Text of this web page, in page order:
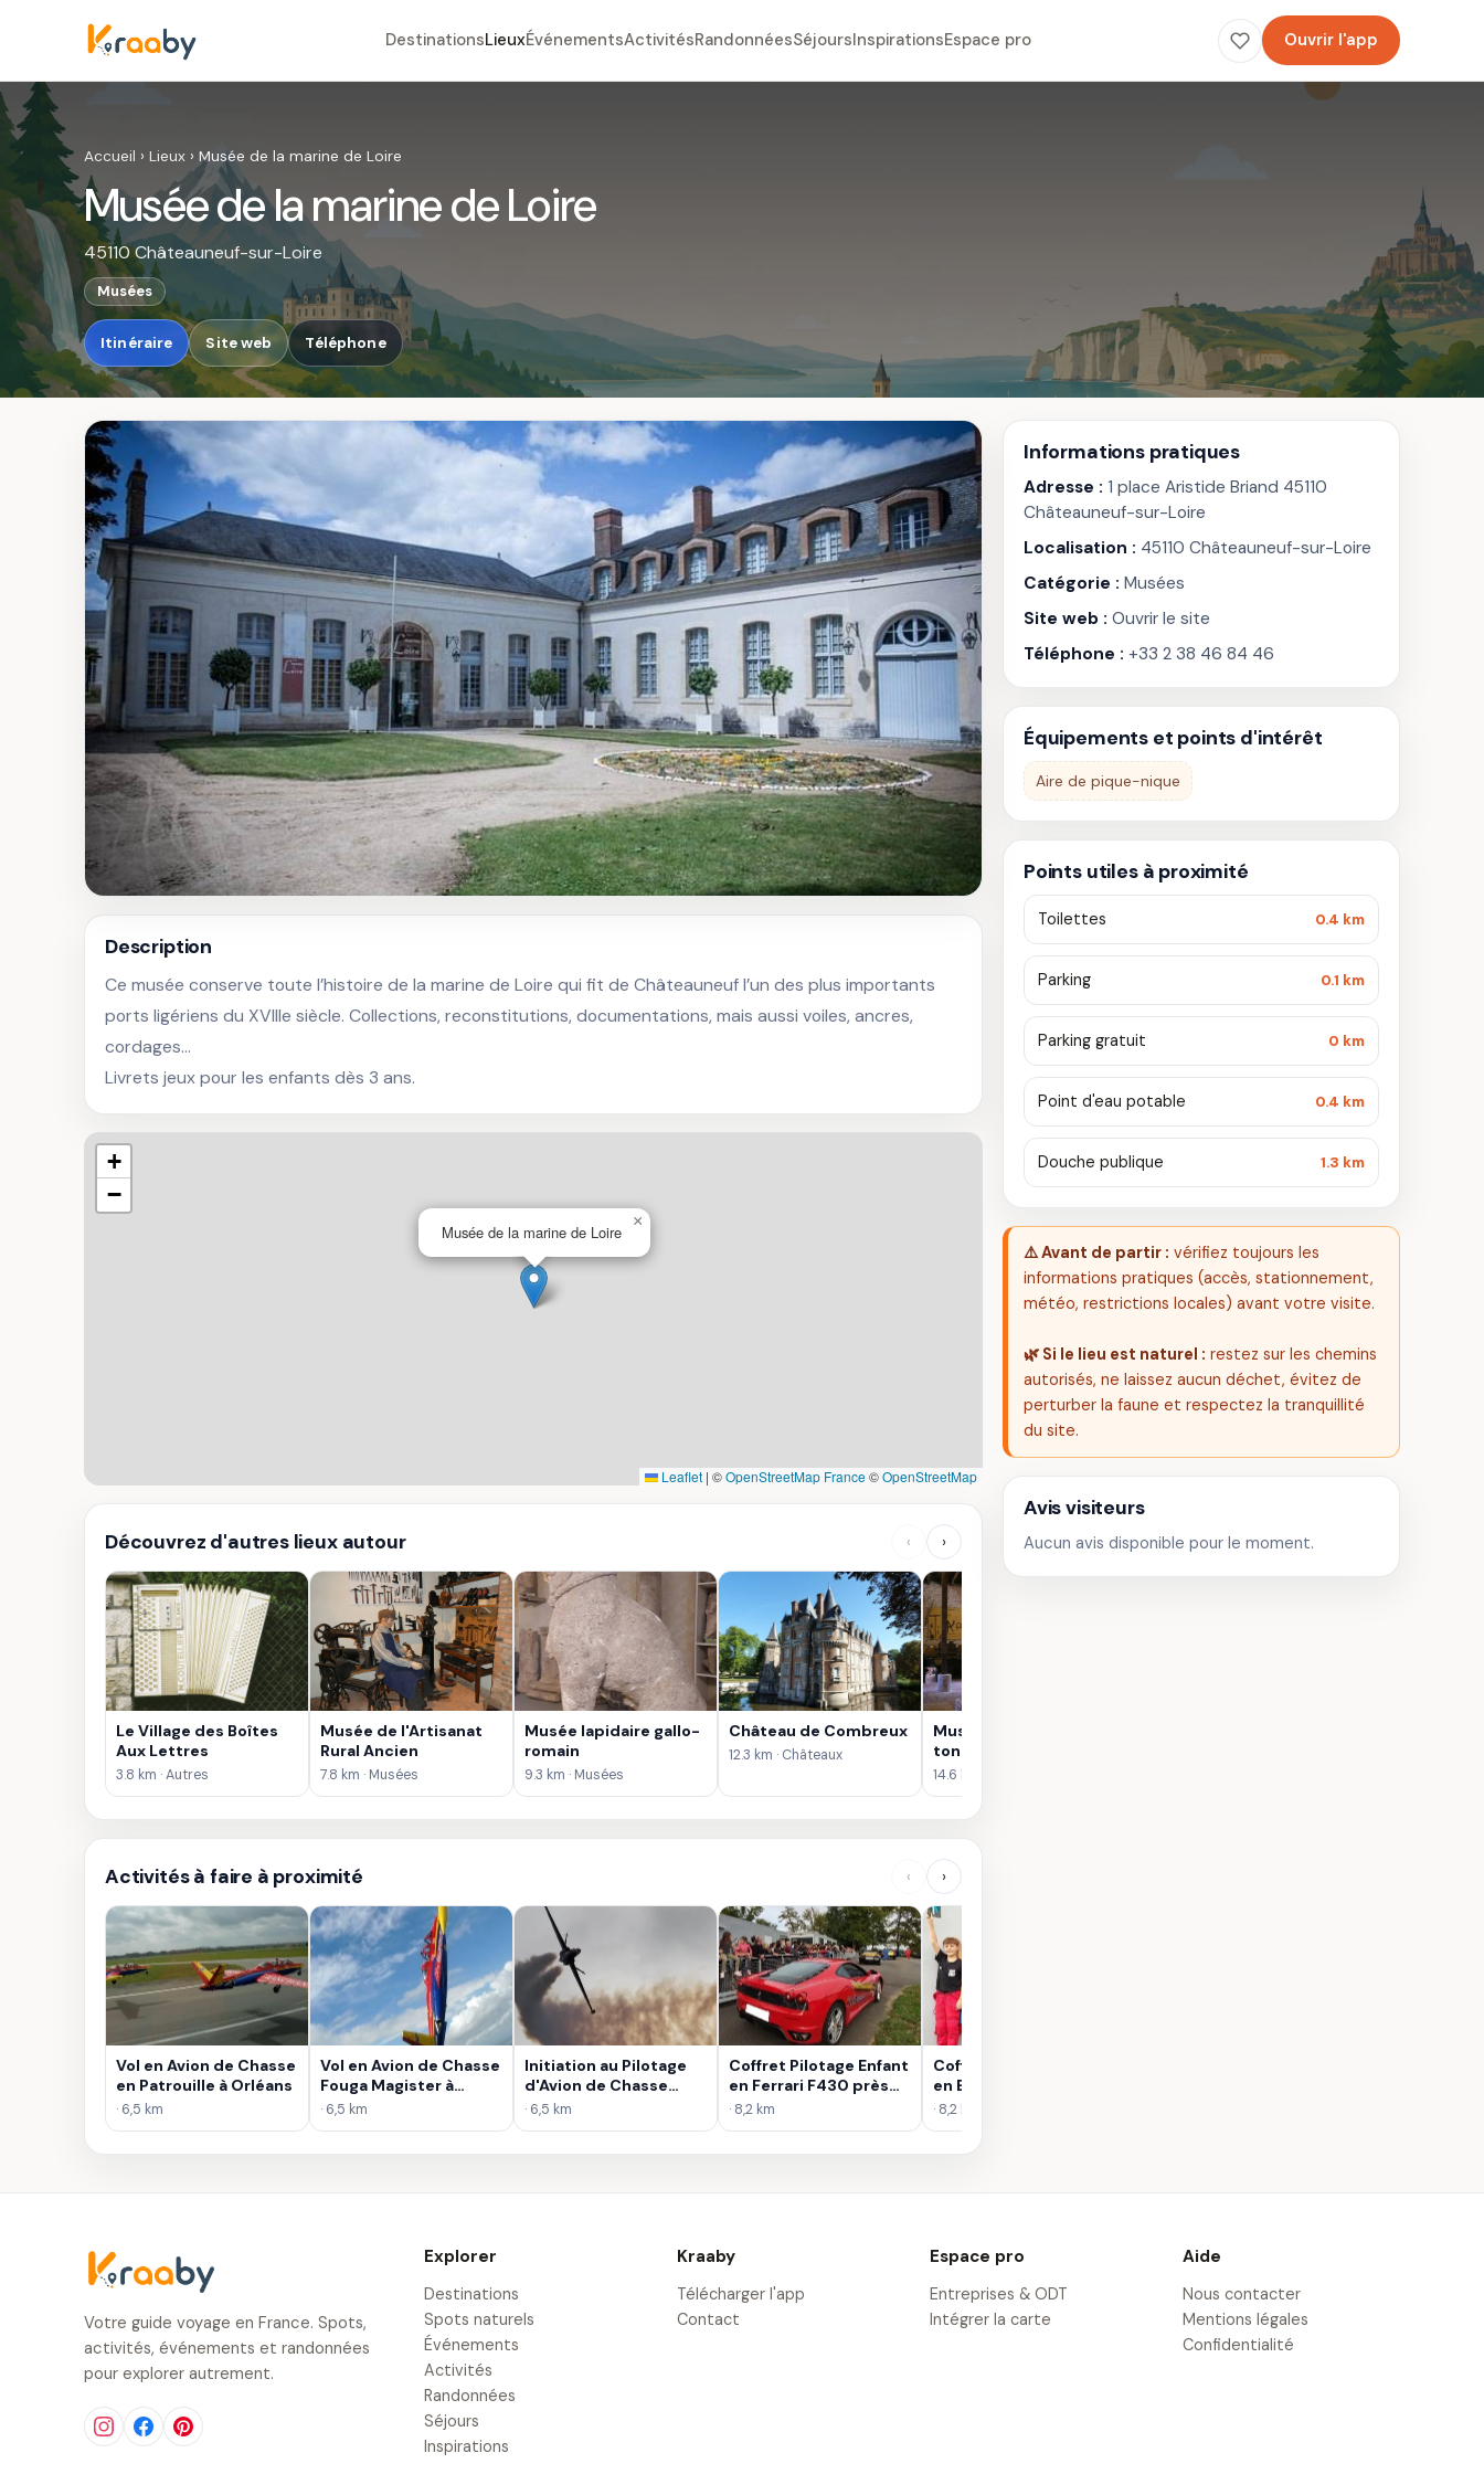
DestinationsLieuxÉvénementsActivitésRandonnéesSéjoursInspirationsEspace pro Ouvrir l'app
Accueil › Lieux › Musée de la marine de Loire
Musée de la marine de Loire
45110 Châteauneuf-sur-Loire
Musées
Itinéraire Site web Téléphone
Description
Ce musée conserve toute l’histoire de la marine de Loire qui fit de Châteauneuf l’un des plus importants
ports ligériens du XVIIIe siècle. Collections, reconstitutions, documentations, mais aussi voiles, ancres,
cordages…
Livrets jeux pour les enfants dès 3 ans.
Musée de la marine de Loire
×
+
−
Leaflet | ©OpenStreetMap France©OpenStreetMap
Découvrez d'autres lieux autour ‹ ›
Le Village des Boîtes
Aux Lettres
3.8 km · Autres
Musée de l'Artisanat
Rural Ancien
7.8 km · Musées
Musée lapidaire gallo-
romain
9.3 km · Musées
Château de Combreux
12.3 km · Châteaux
Musée de la
tonnellerie
14.6 km · Musées
Activités à faire à proximité ‹ ›
Vol en Avion de Chasse
en Patrouille à Orléans
· 6,5 km
Vol en Avion de Chasse
Fouga Magister à
Orléans
· 6,5 km
Initiation au Pilotage
d'Avion de Chasse
Fouga Magister à
· 6,5 km
Coffret Pilotage Enfant
en Ferrari F430 près
d'Orléans
· 8,2 km
Coffret Pilotage Enfant
en BMW M2
Compétition près
· 8,2 km
Informations pratiques
Adresse : 1 place Aristide Briand 45110
Châteauneuf-sur-Loire
Localisation : 45110 Châteauneuf-sur-Loire
Catégorie : Musées
Site web : Ouvrir le site
Téléphone : +33 2 38 46 84 46
Équipements et points d'intérêt
Aire de pique-nique
Points utiles à proximité
Toilettes 0.4 km
Parking 0.1 km
Parking gratuit 0 km
Point d'eau potable 0.4 km
Douche publique 1.3 km
⚠️ Avant de partir : vérifiez toujours les
informations pratiques (accès, stationnement,
météo, restrictions locales) avant votre visite.
🌿 Si le lieu est naturel : restez sur les chemins
autorisés, ne laissez aucun déchet, évitez de
perturber la faune et respectez la tranquillité
du site.
Avis visiteurs
Aucun avis disponible pour le moment.
Votre guide voyage en France. Spots,
activités, événements et randonnées
pour explorer autrement.
Explorer
Destinations
Spots naturels
Événements
Activités
Randonnées
Séjours
Inspirations
Kraaby
Télécharger l'app
Contact
Espace pro
Entreprises & ODT
Intégrer la carte
Aide
Nous contacter
Mentions légales
Confidentialité